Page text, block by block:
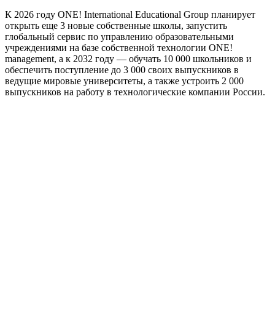
К 2026 году ONE! International Educational Group планирует
открыть еще 3 новые собственные школы, запустить
глобальный сервис по управлению образовательными
учреждениями на базе собственной технологии ONE!
management, а к 2032 году — обучать 10 000 школьников и
обеспечить поступление до 3 000 своих выпускников в
ведущие мировые университеты, а также устроить 2 000
выпускников на работу в технологические компании России.